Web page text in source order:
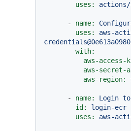
uses:
actions/
- name:
uses:
aws-
with:
aws-access-
aws-secret-
aws-region:
- name: Login to
id:
login-ecr
uses:
aws-